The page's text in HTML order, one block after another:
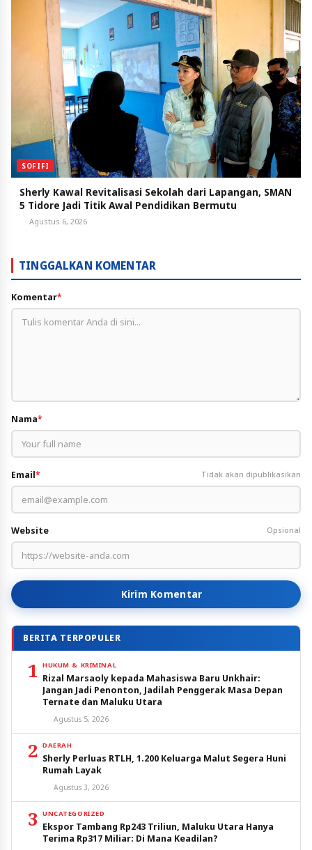
SOFIFI
Sherly Kawal Revitalisasi Sekolah dari Lapangan, SMAN
5 Tidore Jadi Titik Awal Pendidikan Bermutu
Agustus 6, 2026
TINGGALKAN KOMENTAR
Komentar*
Nama*
Email* Tidak akan dipublikasikan
Website Opsional
Kirim Komentar
BERITA TERPOPULER
1 HUKUM & KRIMINAL
Rizal Marsaoly kepada Mahasiswa Baru Unkhair:
Jangan Jadi Penonton, Jadilah Penggerak Masa Depan
Ternate dan Maluku Utara
Agustus 5, 2026
2 DAERAH
Sherly Perluas RTLH, 1.200 Keluarga Malut Segera Huni
Rumah Layak
Agustus 3, 2026
3 UNCATEGORIZED
Ekspor Tambang Rp243 Triliun, Maluku Utara Hanya
Terima Rp317 Miliar: Di Mana Keadilan?